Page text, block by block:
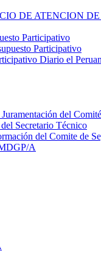
DE ATENCION
Participativo
Participativo
Diario el
del
Secretario Técnico
del Comite de
A